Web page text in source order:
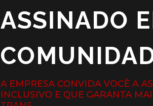
ASSINADO
A EMPRESA CONVIDA VOCÊ A
INCLUSIVO E QUE GARANTA